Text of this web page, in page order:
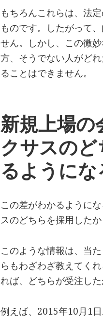
もちろんこれらは、法
ものです。したがって
せん。しかし、この微
方、そうでない人がど
ることはできません。
新規上場の
クサスの
るようにな
この差がわかるように
スのどちらを採用した
このような情報は、当
らもわざわざ教えてく
れば、どちらが受注し
例えば、2015年10月1